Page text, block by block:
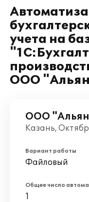
учета на
ООО
ООО
Казань,
Вариант работы
Файловый
Общее число
1